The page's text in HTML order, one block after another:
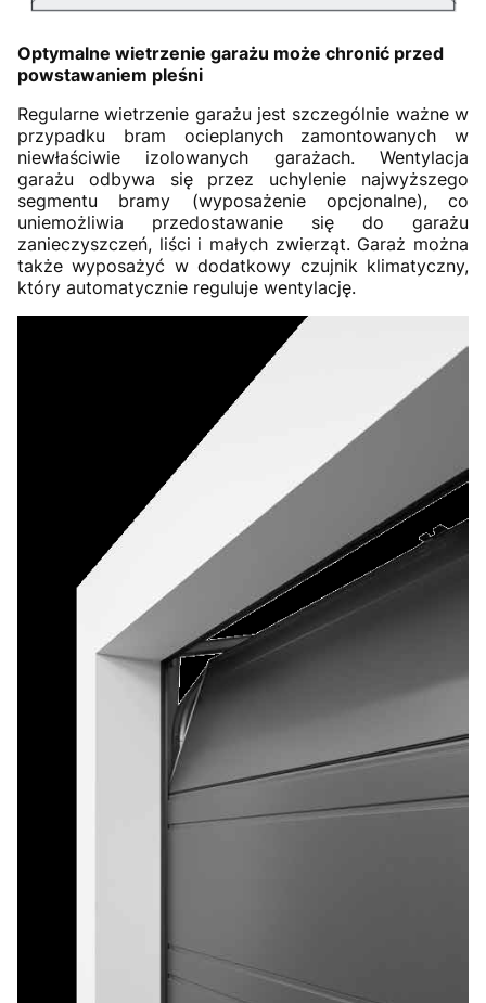
Optymalne wietrzenie garażu może chronić przed
powstawaniem pleśni
Regularne wietrzenie garażu jest szczególnie ważne w
przypadku bram ocieplanych zamontowanych w
niewłaściwie izolowanych garażach. Wentylacja
garażu odbywa się przez uchylenie najwyższego
segmentu bramy (wyposażenie opcjonalne), co
uniemożliwia przedostawanie się do garażu
zanieczyszczeń, liści i małych zwierząt. Garaż można
także wyposażyć w dodatkowy czujnik klimatyczny,
który automatycznie reguluje wentylację.